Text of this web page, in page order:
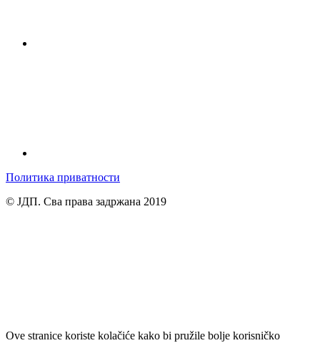
Политика приватности
© ЈДП. Сва права задржана 2019
Ove stranice koriste kolačiće kako bi pružile bolje korisničko